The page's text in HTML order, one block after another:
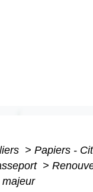
> Papiers -
>